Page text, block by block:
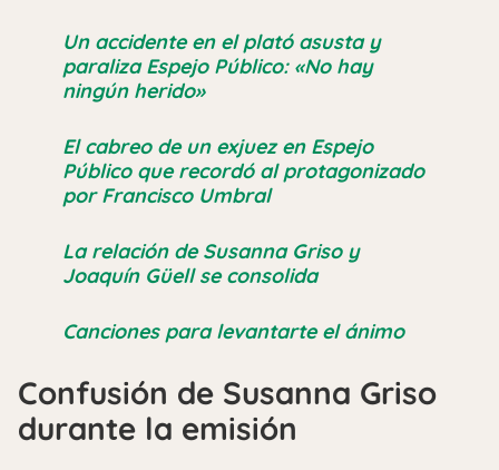
Un accidente en el plató asusta y
paraliza Espejo Público: «No hay
ningún herido»
El cabreo de un exjuez en Espejo
Público que recordó al protagonizado
por Francisco Umbral
La relación de Susanna Griso y
Joaquín Güell se consolida
Canciones para levantarte el ánimo
Confusión de Susanna Griso
durante la emisión